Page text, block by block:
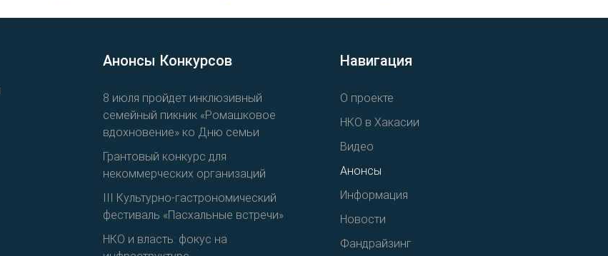
Анонсы Конкурсов
8 июля пройдет инклюзивный
семейный пикник «Ромашковое
вдохновение» ко Дню семьи
Грантовый конкурс для
некоммерческих организаций
III Культурно-гастрономический
фестиваль «Пасхальные встречи»
НКО и власть: фокус на
Навигация
О проекте
НКО в Хакасии
Видео
Анонсы
Информация
Новости
Фандрайзинг